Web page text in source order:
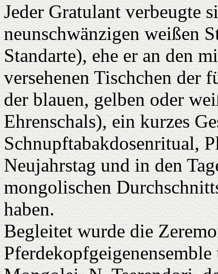
Jeder Gratulant verbeugte
neunschwänzigen weißen
Standarte), ehe er an den
versehenen Tischchen der
der blauen, gelben oder
Ehrenschals), ein kurzes
Schnupftabakdosenritual,
Neujahrstag und in den
mongolischen
haben.
Begleitet wurde die